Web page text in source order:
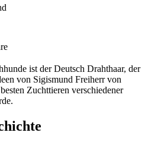
ist der Deutsch Drahthaar, der
von Sigismund Freiherr von
Zuchttieren verschiedener